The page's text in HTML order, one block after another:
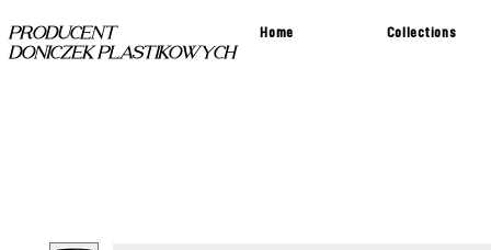
Home Collections
PRODUCENT
DONICZEK PLASTIKOWYCH